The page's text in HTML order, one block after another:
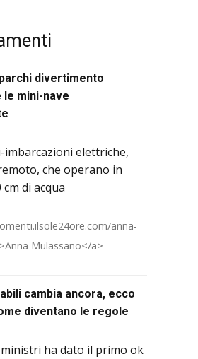
divertimento
le mini-nave
imbarcazioni elettriche,
che operano in
di acqua
anna-
Mulassano</a>
cambia ancora, ecco
diventano le regole
ha dato il primo ok